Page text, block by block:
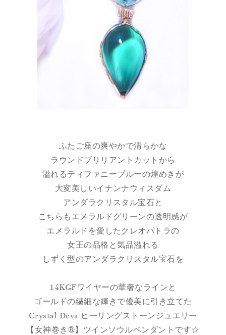
ふたご座の爽やかで清らかな
ラウンドブリリアントカットから
溢れるティファニーブルーの煌めきが
大変美しいイナンナウィスダム
アンダラクリスタル宝石と
こちらもエメラルドグリーンの透明感が
エメラルドを愛したクレオパトラの
女王の品格と気品溢れる
しずく型のアンダラクリスタル宝石を
14KGFワイヤーの華奢なラインと
ゴールドの繊細な輝きで優美に引き立てた
Crystal Deva ヒーリングストーンジュエリー
【女神巻き®】ツインソウルペンダントです☆